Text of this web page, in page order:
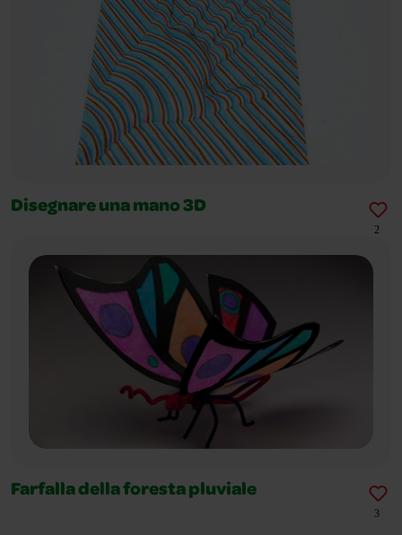
Disegnare una mano 3D
2
Farfalla della foresta pluviale
3